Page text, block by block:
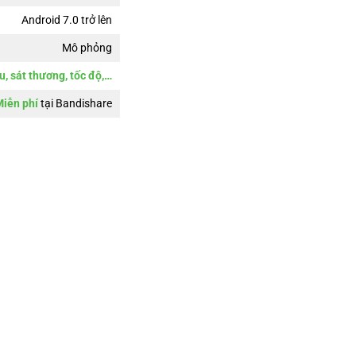
Android 7.0 trở lên
Mô phỏng
sát thương, tốc độ,…
phítại Bandishare